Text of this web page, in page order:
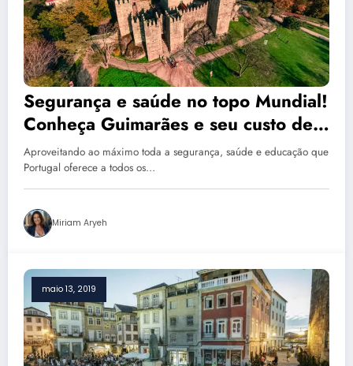
Segurança e saúde no topo Mundial!
Conheça Guimarães e seu custo de
vida: guia completo
Aproveitando ao máximo toda a segurança, saúde e educação que
Portugal oferece a todos os…
Miriam Aryeh
maio 13, 2019